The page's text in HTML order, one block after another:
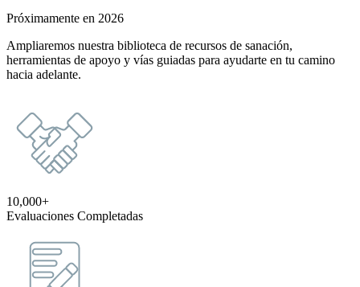
Próximamente en 2026
Ampliaremos nuestra biblioteca de recursos de sanación,
herramientas de apoyo y vías guiadas para ayudarte en tu camino
hacia adelante.
10,000+
Evaluaciones Completadas